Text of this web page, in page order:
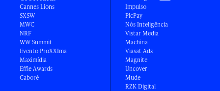
Cannes Lions
SXSW
MWC
NRF
WW Summit
Evento ProXXIma
Maximídia
Effie Awards
Caboré
Impulso
PicPay
Nós Inteligência
Vistar Media
Machina
Viasat Ads
Magnite
Uncover
Mude
RZK Digital